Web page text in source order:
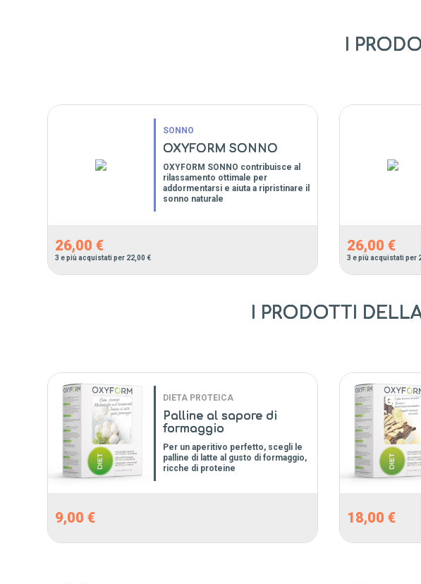
I
SONNO
OXYFORM SONNO
OXYFORM SONNO contribuisce al
rilassamento ottimale per
addormentarsi e aiuta a ripristinare il
sonno naturale
26,00 €
3 e più acquistati per 22,00 €
26,00 €
3 e più acquistati per
I PRODOTTI
DIETA PROTEICA
Palline al sapore di
formaggio
Per un aperitivo perfetto, scegli le
palline di latte al gusto di formaggio,
ricche di proteine
9,00 € 18,00 €